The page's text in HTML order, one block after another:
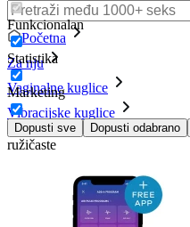
Funkcionalan
Statistika
Marketing
Dopusti sve Dopusti odabrano
Početna
Za nju
Vaginalne kuglice
Vibracijske kuglice
Vibrirajuće vaginalne kuglice
ružičaste